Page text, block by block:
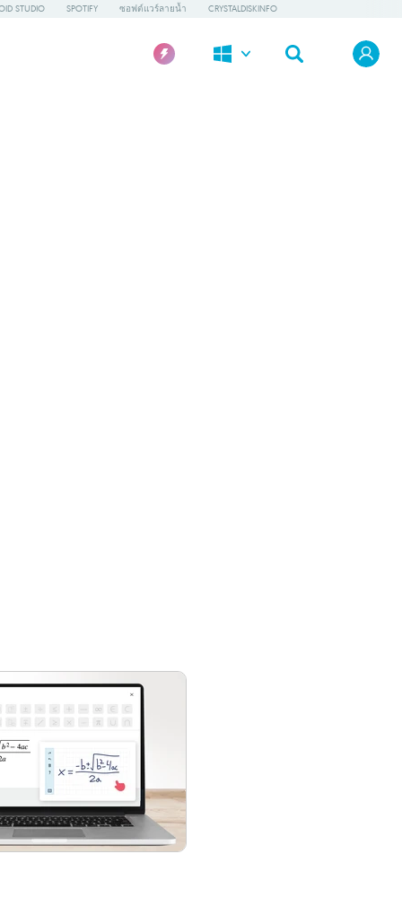
STUDIO SPOTIFY ซอฟต์แวร์ลายน้ำ CRYSTALDISKINFO